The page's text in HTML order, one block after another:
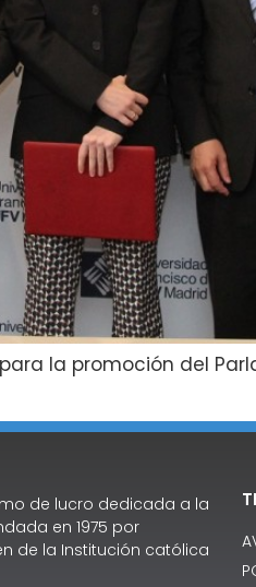
la promoción del
de lucro dedicada a la
en 1975 por
de la Institución católica